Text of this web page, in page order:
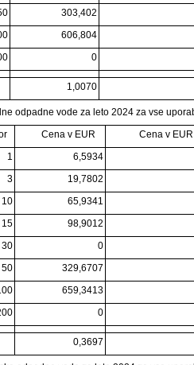
303,402
606,804
0
1,0070
odpadne vode za leto 2024 za vse
Cena v EUR
Cena v
1 6,5934
3 19,7802
10 65,9341
15 98,9012
30 0
50 329,6707
659,3413
0
0,3697